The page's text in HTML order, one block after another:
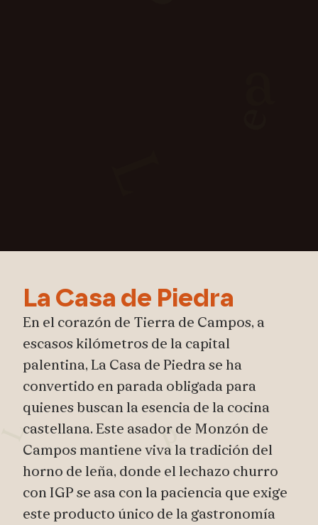
d
La Casa de Piedra
En el corazón de Tierra de Campos, a
escasos kilómetros de la capital
palentina, La Casa de Piedra se ha
convertido en parada obligada para
quienes buscan la esencia de la cocina
castellana. Este asador de Monzón de
Campos mantiene viva la tradición del
horno de leña, donde el lechazo churro
con IGP se asa con la paciencia que exige
este producto único de la gastronomía